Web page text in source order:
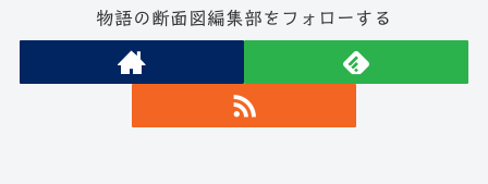
物語の断面図編集部をフォローする